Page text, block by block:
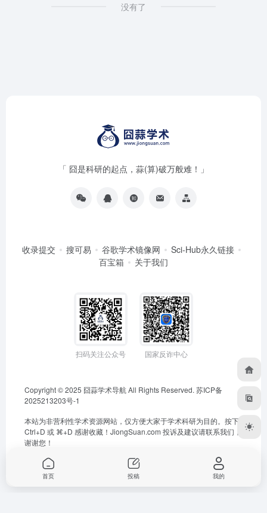
没有了
「 囧是科研的起点，蒜(算)破万般难！」
收录提交 搜可易 谷歌学术镜像网
Sci-Hub永久链接
百宝箱
关于我们
扫码关注公众号 国家反诈中心
Copyright © 2025 囧蒜学术导航All Rights Reserved. 苏ICP备
2025213203号-1
本站为非营利性学术资源网站，仅方便大家于学术科研为目的。按下
Ctrl+D 或 ⌘+D 感谢收藏！ JiongSuan.com 投诉及建议请联系我们，
谢谢您！
首页 投稿 我的